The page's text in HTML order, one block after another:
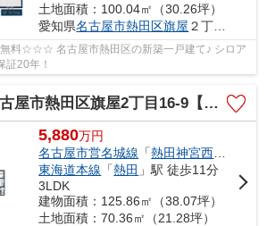
土地面積：100.04㎡（30.26坪）
愛知県名古屋市熱田区旗屋 ２丁目16-9
料☆☆☆ 名古屋市熱田区の新築一戸建て♪ シロア
証20年！
市熱田区旗屋2丁目16-9【仲介手数料無料】新築一戸建て 4号棟
5,880万円
名古屋市営名城線 「熱田神宮西
東海道本線 「熱田 」駅 徒歩11分
3LDK
建物面積：125.86㎡（38.07坪）
土地面積：70.36㎡（21.28坪）